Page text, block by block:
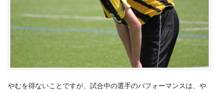
やむを得ないことですが、試合中の選手のパフォーマンスは、や